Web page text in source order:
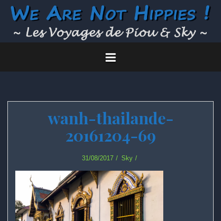
Skip
wanh-thailande-
20161204-69
31/08/2017 Sky